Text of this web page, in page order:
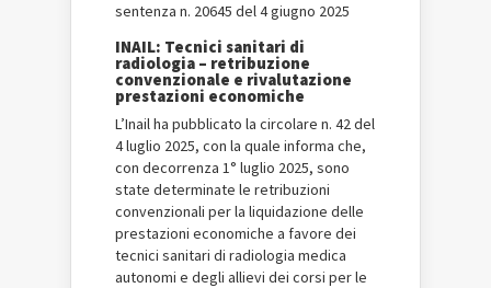
sentenza n. 20645 del 4 giugno 2025
INAIL: Tecnici sanitari di
radiologia – retribuzione
convenzionale e rivalutazione
prestazioni economiche
L’Inail ha pubblicato la circolare n. 42 del
4 luglio 2025, con la quale informa che,
con decorrenza 1° luglio 2025, sono
state determinate le retribuzioni
convenzionali per la liquidazione delle
prestazioni economiche a favore dei
tecnici sanitari di radiologia medica
autonomi e degli allievi dei corsi per le